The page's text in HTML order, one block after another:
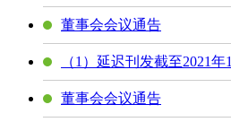
董事会会议通告
（1）延迟刊发截至2021
董事会会议通告